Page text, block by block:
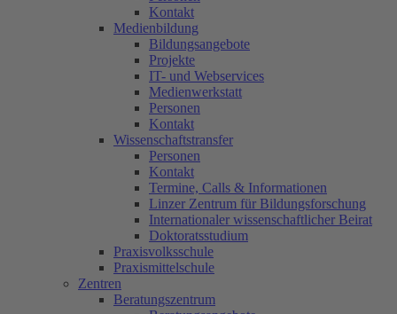
Kontakt
Medienbildung
Bildungsangebote
Projekte
IT- und Webservices
Medienwerkstatt
Personen
Kontakt
Wissenschaftstransfer
Personen
Kontakt
Termine, Calls & Informationen
Linzer Zentrum für Bildungsforschung
Internationaler wissenschaftlicher Beirat
Doktoratsstudium
Praxisvolksschule
Praxismittelschule
Zentren
Beratungszentrum